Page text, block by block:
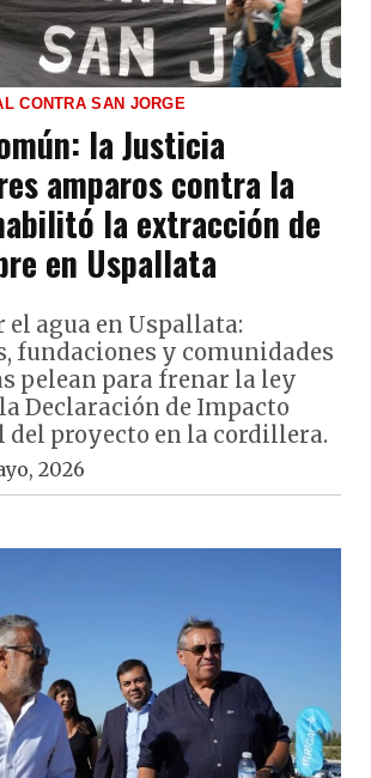
CONTRA SAN JORGE
la Justicia
amparos contra la
la extracción de
en Uspallata
agua en Uspallata:
fundaciones y comunidades
pelean para frenar la ley
Declaración de Impacto
del proyecto en la cordillera.
2026